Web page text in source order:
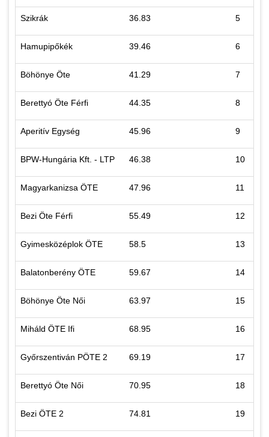
Szikrák 36.83 5
Hamupipőkék 39.46 6
Böhönye Öte 41.29 7
Berettyó Öte Férfi 44.35 8
Aperitív Egység 45.96 9
BPW-Hungária Kft. - LTP 46.38 10
Magyarkanizsa ÖTE 47.96 11
Bezi Öte Férfi 55.49 12
Gyimesközéplok ÖTE 58.5 13
Balatonberény ÖTE 59.67 14
Böhönye Öte Női 63.97 15
Miháld ÖTE Ifi 68.95 16
Győrszentiván PÖTE 2 69.19 17
Berettyó Öte Női 70.95 18
Bezi ÖTE 2 74.81 19